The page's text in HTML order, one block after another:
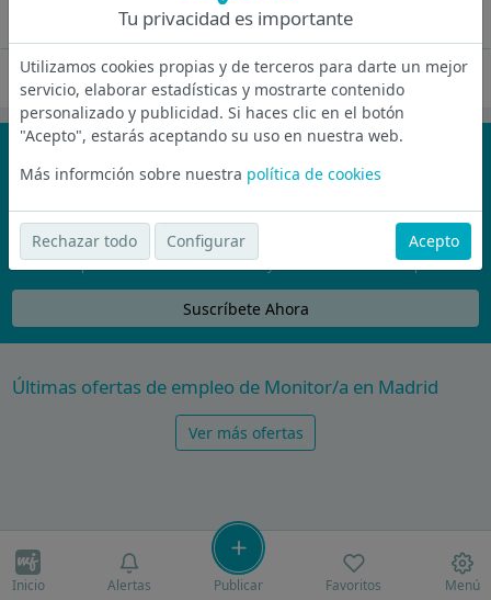
Oferta desactivada
¡No te pierdas nada!
Únete a la comunidad de wijobs y recibe por email las mejores
ofertas de empleo
Nunca compartiremos tu email con nadie y no te vamos a enviar spam
Suscríbete Ahora
Últimas ofertas de empleo de Monitor/a en Madrid
Ver más ofertas
Inicio Alertas Publicar Favoritos Menú
Tu privacidad es importante
Utilizamos cookies propias y de terceros para darte un mejor
servicio, elaborar estadísticas y mostrarte contenido
personalizado y publicidad. Si haces clic en el botón
"Acepto", estarás aceptando su uso en nuestra web.
Más informción sobre nuestra política de cookies
Rechazar todo Configurar Acepto